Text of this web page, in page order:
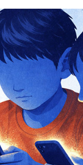
에 "현재는 내부 지침 준
츠윤리센터도 압수수색
일…감시·경계태세 강화"
미사일 가능성
인 파악 중"
발사"
계속[내일날씨]
소…11일 재개
국 무역적자 있어"
압수수색에 '충격·당황'
등포 순간 '40도'